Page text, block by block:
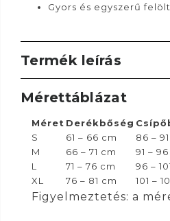
Gyors és egyszerű
Termék leírás
Mérettáblázat
Méret Derékbőség
S
61 – 66 cm 86 –
M
66 – 71 cm 91 –
L
71 – 76 cm 96 –
XL
76 – 81 cm 101 –
Figyelmeztetés: a